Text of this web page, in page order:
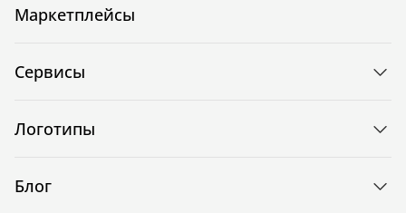
Маркетплейсы
Сервисы
Логотипы
Блог